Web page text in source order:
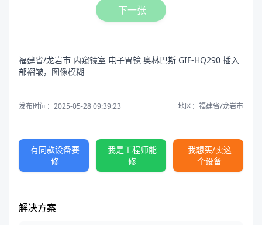
下一张
福建省/龙岩市 内窥镜室 电子胃镜 奥林巴斯 GIF-HQ290 插入
部褶皱，图像模糊
发布时间：2025-05-28 09:39:23 地区：福建省/龙岩市
有同款设备要
修
我是工程师能
修
我想买/卖这
个设备
解决方案